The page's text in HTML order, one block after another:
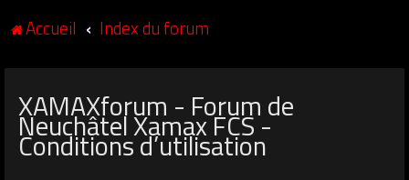
Accueil Index du forum
XAMAXforum - Forum de
Neuchâtel Xamax FCS -
Conditions d’utilisation